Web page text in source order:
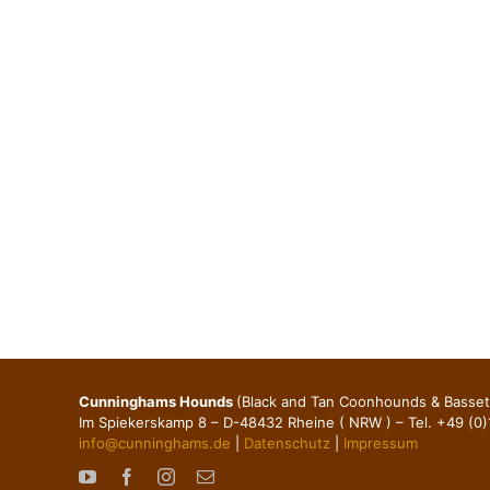
Cunninghams Hounds (Black and Tan Coonhounds &
Im Spiekerskamp 8 – D-48432 Rheine ( NRW ) – Tel. +49
info@cunninghams.de
Datenschutz Impressum